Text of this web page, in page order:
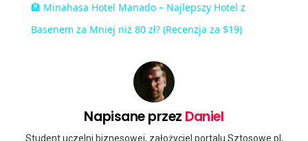
🏨 Minahasa Hotel Manado – Najlepszy Hotel z
Basenem za Mniej niż 80 zł? (Recenzja za $19)
Napisane przez Daniel
Student uczelni biznesowej, założyciel portalu Sztosowe.pl,